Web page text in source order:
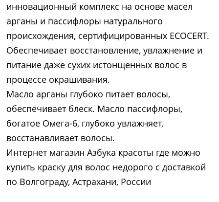
инновационный комплекс на основе масел
арганы и пассифлоры натурального
происхождения, сертифицированных ECOCERT.
Обеспечивает восстановление, увлажнение и
питание даже сухих истонщенных волос в
процессе окрашивания.
Масло арганы глубоко питает волосы,
обеспечивает блеск. Масло пассифлоры,
богатое Омега-6, глубоко увлажняет,
восстанавливает волосы.
Интернет магазин Азбука красоты где можно
купить краску для волос недорого с доставкой
по Волгограду, Астрахани, России